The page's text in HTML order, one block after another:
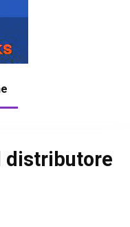
distributore